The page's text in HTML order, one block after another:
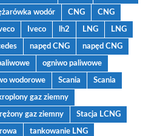
wodór CNG
CNG
Iveco lh2 LNG
LNG
napęd CNG
napęd CNG
ogniwo paliwowe
wodorowe Scania
Scania
gaz ziemny
gaz ziemny
Stacja LCNG
tankowanie LNG